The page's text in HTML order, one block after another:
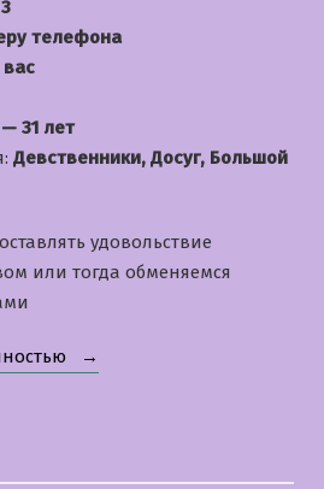
3
телефона
вас
31 лет
Девственники, Досуг, Большой
удовольствие
или тогда обменяемся
«Юлиана»